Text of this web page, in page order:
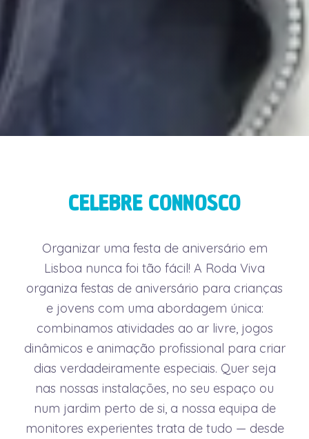
CELEBRE CONNOSCO
Organizar uma festa de aniversário em
Lisboa nunca foi tão fácil! A Roda Viva
organiza festas de aniversário para crianças
e jovens com uma abordagem única:
combinamos atividades ao ar livre, jogos
dinâmicos e animação profissional para criar
dias verdadeiramente especiais. Quer seja
nas nossas instalações, no seu espaço ou
num jardim perto de si, a nossa equipa de
monitores experientes trata de tudo — desde